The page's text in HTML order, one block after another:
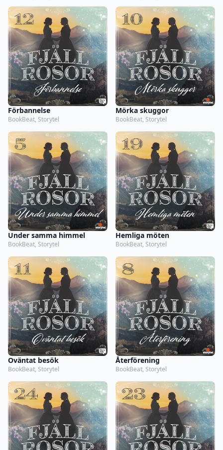
Förbannelse
BookBeat, Storytel
Mörka skuggor
BookBeat, Storytel
Under samma himmel
BookBeat, Storytel
Hemliga möten
BookBeat, Storytel
Oväntat besök
BookBeat, Storytel
Återförening
BookBeat, Storytel